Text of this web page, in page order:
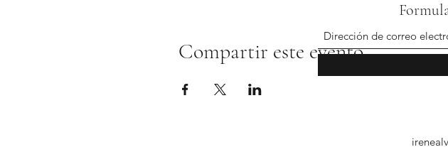
Compartir este evento